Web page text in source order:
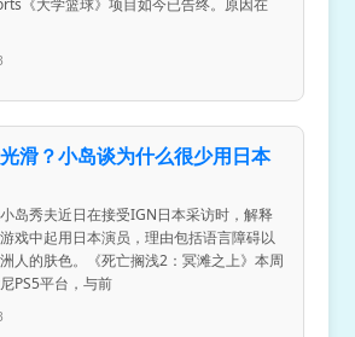
《大学篮球》项目如今已告终。原因在
滑？小岛谈为什么很少用日本
小岛秀夫近日在接受IGN日本采访时，解释
戏中起用日本演员，理由包括语言障碍以
人的肤色。《死亡搁浅2：冥滩之上》本周
PS5平台，与前